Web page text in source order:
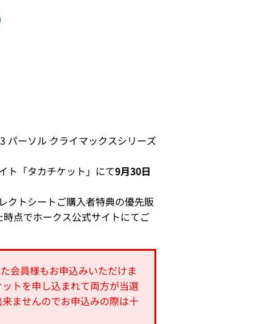
パーソル クライマックスシリーズ
ト「タカチケット」にて9月30日
クトシートご購入者特典の優先販
点でホークス公式サイトにてご
会員様もお申込みいただけま
トを申し込まれて両方が当選
ませんのでお申込みの際は十